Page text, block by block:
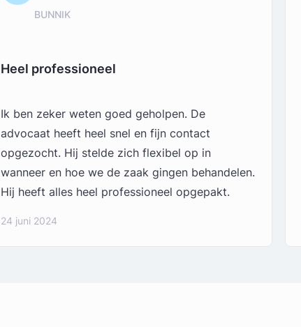
BUNNIK
Heel professioneel
Ik ben zeker weten goed geholpen. De
advocaat heeft heel snel en fijn contact
opgezocht. Hij stelde zich flexibel op in
wanneer en hoe we de zaak gingen behandelen.
Hij heeft alles heel professioneel opgepakt.
24 juni 2024